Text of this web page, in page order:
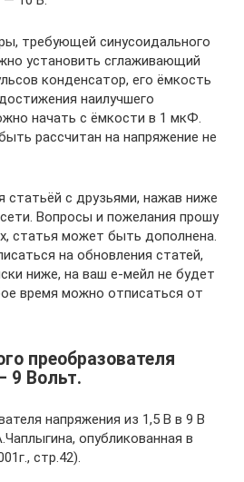
требующей синусоидального
установить сглаживающий
конденсатор, его ёмкость
наилучшего
начать с ёмкости в 1 мкФ.
рассчитан на напряжение не
с друзьями, нажав ниже
Вопросы и пожелания прошу
статья может быть дополнена.
на обновления статей,
ниже, на ваш е-мейл не будет
время можно отписаться от
преобразователя
9 Вольт.
напряжения из 1,5 В в 9 В
опубликованная в
стр.42).